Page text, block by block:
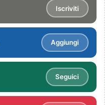
Iscriviti
Aggiungi
Seguici